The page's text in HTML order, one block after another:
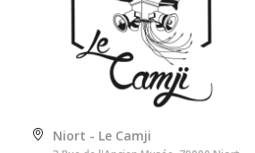
Niort - Le Camji